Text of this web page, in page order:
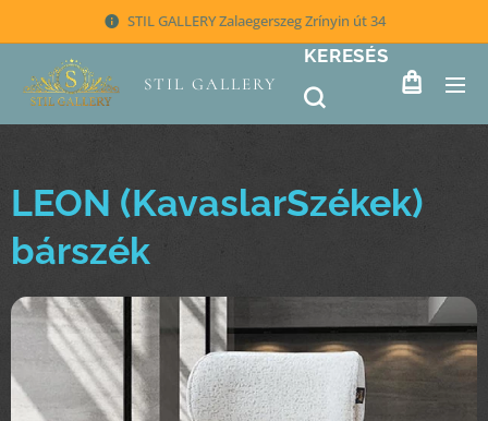
STIL GALLERY Zalaegerszeg Zrínyin út 34
STIL GALLERY
KERESÉS
LEON (KavaslarSzékek)
bárszék